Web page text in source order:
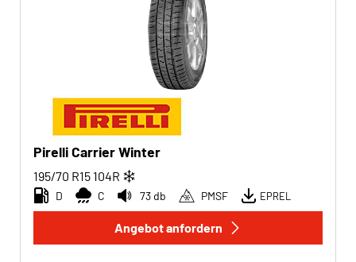
Pirelli Carrier Winter
195/70 R15 104R
D C 73 db PMSF EPREL
Angebot anfordern